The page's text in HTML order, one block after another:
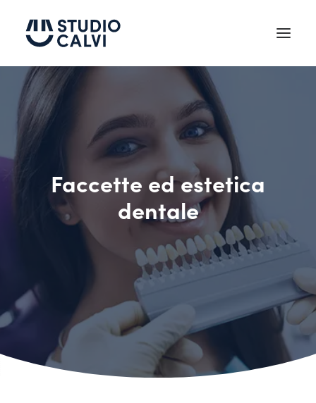
Chi siamo
Testimonianze
Tecnologie
Faccette ed estetica
dentale